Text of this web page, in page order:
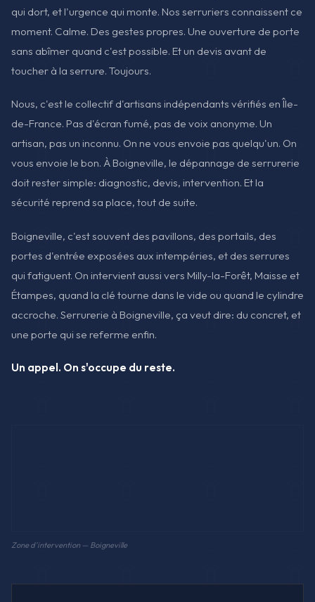
qui dort, et l'urgence qui monte. Nos serruriers connaissent ce
moment. Calme. Des gestes propres. Une ouverture de porte
sans abîmer quand c'est possible. Et un devis avant de
toucher à la serrure. Toujours.
Nous, c'est le collectif d'artisans indépendants vérifiés en Île-
de-France. Pas d'écran fumé, pas de voix anonyme. Un
artisan, pas un inconnu. On ne vous envoie pas quelqu'un. On
vous envoie le bon. À Boigneville, le dépannage de serrurerie
doit rester simple: diagnostic, devis, intervention. Et la
sécurité reprend sa place, tout de suite.
Boigneville, c'est souvent des pavillons, des portails, des
portes d'entrée exposées aux intempéries, et des serrures
qui fatiguent. On intervient aussi vers Milly-la-Forêt, Maisse et
Étampes, quand la clé tourne dans le vide ou quand le cylindre
accroche. Serrurerie à Boigneville, ça veut dire: du concret, et
une porte qui se referme enfin.
Un appel. On s'occupe du reste.
Zone d'intervention — Boigneville